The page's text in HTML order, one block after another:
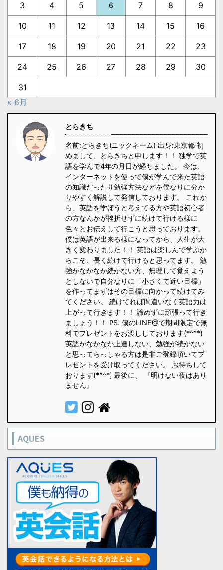
3 4 5 6 7 8 9
10 11 12 13 14 15 16
17 18 19 20 21 22 23
24 25 26 27 28 29 30
31
« 6月
とらきち
名前:とらきち(ニックネーム) 出身:東京都 初
めまして、とらきちと申します！！ 独学で英
語を学んで4年の月日が経ちました。 今は、
インターネットを使って僕が学んで来た英語
の知識だったり勉強方法などを僕なりに分か
りやすく解説して発信しております。 これか
ら、英語を学ぼうと考えてる方や英語初心者
の方なんかが挫折せずに続けて行ける様に
色々とお伝えして行こうと思っております。
僕は英語が出来る様になってから、人生が大
きく変わりました！！ 英語は楽しんで学ぶか
らこそ、長く続けて行けると思ってます。 勉
強がなかなか続かない方、無理して覚えよう
としないで自分なりに「小さくて近い目標」
を作ってまずはその目標に向かって続けてみ
てください。 続けてれば間違いなく英語力は
上がって行きます！！ 諦めずに頑張って行き
ましょう！！ PS. 僕のLINE@で期間限定で無
料でプレゼントをお渡ししております(*^^*)
英語がなかなか上達しない、勉強が続かない
と思ってらっしゃる方は是非ご登録頂いてプ
レゼントを受け取ってください。 お待ちして
おります(*^^*) 最後に、 『明けない夜はあり
ません』
AQUES